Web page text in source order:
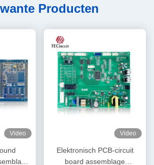
Producten
Video Video
Elektronisch PCB-circuit
board assemblage